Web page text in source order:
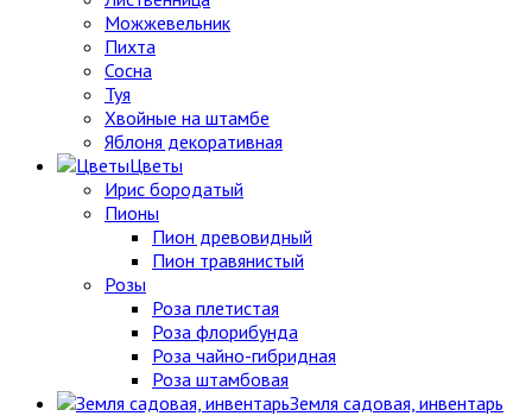
Можжевельник
Пихта
Сосна
Туя
Хвойные на штамбе
Яблоня декоративная
Цветы
Ирис бородатый
Пионы
Пион древовидный
Пион травянистый
Розы
Роза плетистая
Роза флорибунда
Роза чайно-гибридная
Роза штамбовая
Земля садовая, инвентарь